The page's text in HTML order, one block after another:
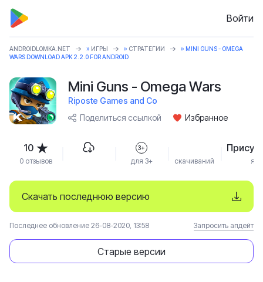
Войти
ANDROIDLOMKA.NET » ИГРЫ » СТРАТЕГИИ
» MINI GUNS - OMEGA
WARS DOWNLOAD APK 2.2.0 FOR ANDROID
Mini Guns - Omega Wars
Riposte Games and Co
Поделиться ссылкой
Избранное
Скачать последнюю версию
Старые версии
Последнее обновление 26-08-2020, 13:58 Запросить апдейт
10
0 отзывов
3+
для 3+ скачиваний